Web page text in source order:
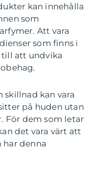
kan innehålla
som
Att vara
som finns i
att undvika
skillnad kan vara
på huden utan
För dem som letar
det vara värt att
har denna